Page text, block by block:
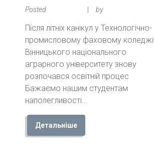
Posted by
Після літніх канікул у Технологічно-
промисловому фаховому коледжі
Вінницького національного
аграрного університету знову
розпочався освітній процес
Бажаємо нашим студентам
наполегливості...
Детальніше